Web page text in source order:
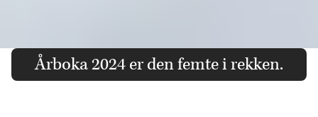
Årboka 2024 er den femte i rekken.